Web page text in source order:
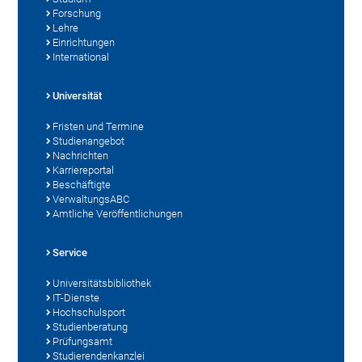
Forschung
Lehre
Einrichtungen
International
Universität
Fristen und Termine
Studienangebot
Nachrichten
Karriereportal
Beschäftigte
VerwaltungsABC
Amtliche Veröffentlichungen
Service
Universitätsbibliothek
IT-Dienste
Hochschulsport
Studienberatung
Prüfungsamt
Studierendenkanzlei